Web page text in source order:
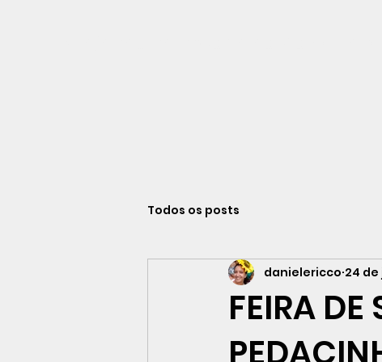
Todos os posts
FEIRA
danielericco 24 de